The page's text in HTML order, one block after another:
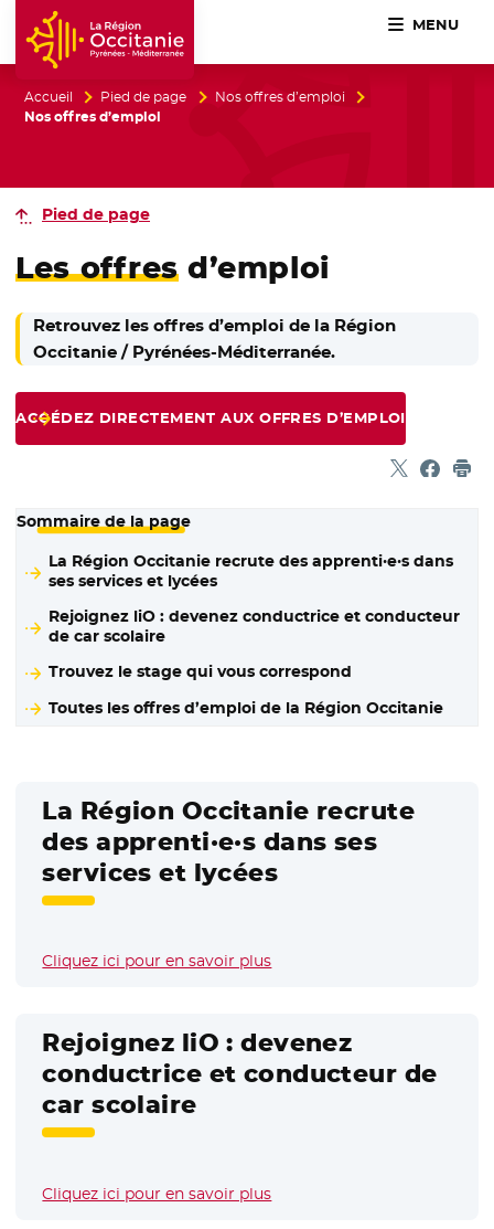
Accueil Région Occitanie / Pyrénées-Méditerranée
MENU
Accueil Pied de page
Nos offres d’emploi
Nos offres d’emploi
Pied de page
Les offresd’emploi
Retrouvez les offres d’emploi de la Région
Occitanie / Pyrénées-Méditerranée.
ACCÉDEZ DIRECTEMENT AUX OFFRES D’EMPLOI
Partager
- Nouvelle
-
Sommaire de la page
La Région Occitanie recrute des apprenti·e·s dans
ses services et lycées
Rejoignez liO : devenez conductrice et conducteur
de car scolaire
Trouvez le stage qui vous correspond
Toutes les offres d’emploi de la Région Occitanie
La Région Occitanie recrute
des apprenti·e·s dans ses
services et lycées
Cliquez ici pour en savoir plus
Rejoignez liO : devenez
conductrice et conducteur de
car scolaire
Cliquez ici pour en savoir plus